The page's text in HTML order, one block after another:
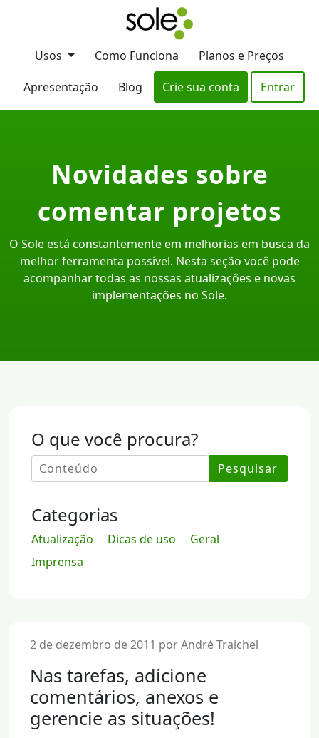
Usos Como Funciona
Planos e Preços
Apresentação
Blog Crie sua conta Entrar
Novidades sobre
comentar projetos
O Sole está constantemente em melhorias em busca da
melhor ferramenta possível. Nesta seção você pode
acompanhar todas as nossas atualizações e novas
implementações no Sole.
O que você procura?
Pesquisar
Categorias
Atualização Dicas de uso
Geral
Imprensa
2 de dezembro de 2011 por André Traichel
Nas tarefas, adicione
comentários, anexos e
gerencie as situações!